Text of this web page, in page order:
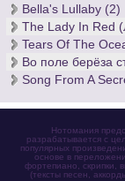
Bella's Lullaby (2)
The Lady In Red
Tears Of The
Во поле берёза
Song From A
Нотомания
разрабатывается с
популярных
основе в
фортепиано, скрипки,
(тексты песен,